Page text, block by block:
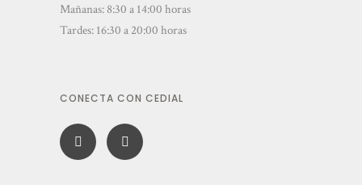
Mañanas: 8:30 a 14:00 horas
Tardes: 16:30 a 20:00 horas
CONECTA CON CEDIAL